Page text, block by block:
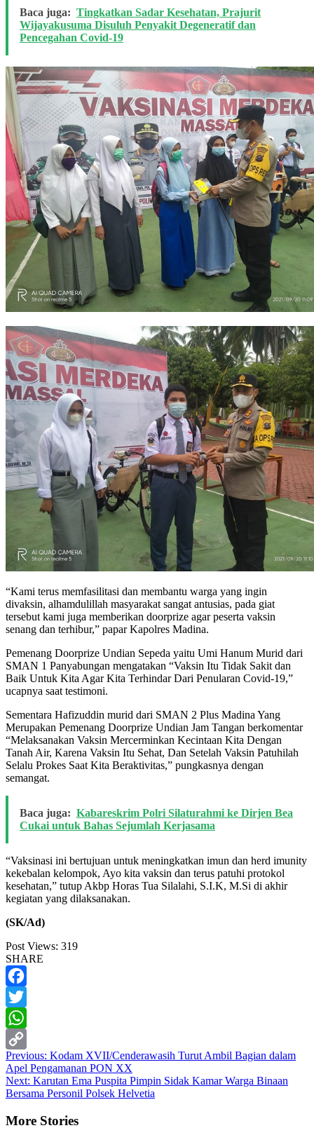
Baca juga: Tingkatkan Sadar Kesehatan, Prajurit
Wijayakusuma Disuluh Penyakit Degeneratif dan
Pencegahan Covid-19
“Kami terus memfasilitasi dan membantu warga yang ingin
divaksin, alhamdulillah masyarakat sangat antusias, pada giat
tersebut kami juga memberikan doorprize agar peserta vaksin
senang dan terhibur,” papar Kapolres Madina.
Pemenang Doorprize Undian Sepeda yaitu Umi Hanum Murid dari
SMAN 1 Panyabungan mengatakan “Vaksin Itu Tidak Sakit dan
Baik Untuk Kita Agar Kita Terhindar Dari Penularan Covid-19,”
ucapnya saat testimoni.
Sementara Hafizuddin murid dari SMAN 2 Plus Madina Yang
Merupakan Pemenang Doorprize Undian Jam Tangan berkomentar
“Melaksanakan Vaksin Mercerminkan Kecintaan Kita Dengan
Tanah Air, Karena Vaksin Itu Sehat, Dan Setelah Vaksin Patuhilah
Selalu Prokes Saat Kita Beraktivitas,” pungkasnya dengan
semangat.
Baca juga: Kabareskrim Polri Silaturahmi ke Dirjen Bea
Cukai untuk Bahas Sejumlah Kerjasama
“Vaksinasi ini bertujuan untuk meningkatkan imun dan herd imunity
kekebalan kelompok, Ayo kita vaksin dan terus patuhi protokol
kesehatan,” tutup Akbp Horas Tua Silalahi, S.I.K, M.Si di akhir
kegiatan yang dilaksanakan.
(SK/Ad)
Post Views: 319
SHARE
Facebook
Twitter
WhatsApp
Copy
Link
Post
navigation
Previous: Kodam XVII/Cenderawasih Turut Ambil Bagian dalam
Apel Pengamanan PON XX
Next: Karutan Ema Puspita Pimpin Sidak Kamar Warga Binaan
Bersama Personil Polsek Helvetia
More Stories